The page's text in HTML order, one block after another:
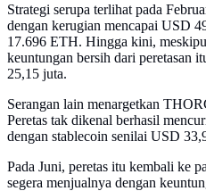
Strategi serupa terlihat pada
dengan kerugian mencapai USD
17.696 ETH. Hingga kini,
keuntungan bersih dari peretasan
25,15 juta.
Serangan lain menargetkan
Peretas tak dikenal berhasil
dengan stablecoin senilai USD
Pada Juni, peretas itu kembali ke
segera menjualnya dengan